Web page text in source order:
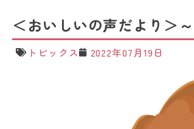
＜おいしいの声だより＞
トピックス 2022年07月19日